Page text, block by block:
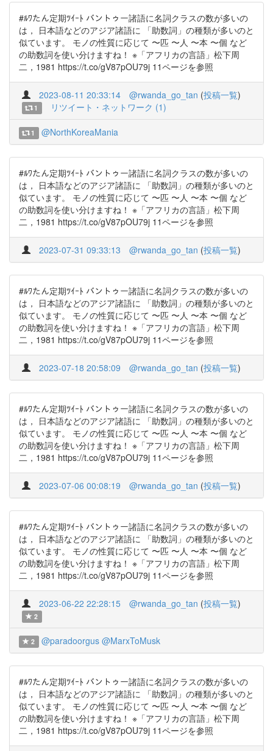
#ﾙﾜたん定期ﾂｲｰﾄ バントゥー諸語に名詞クラスの数が多いの
は， 日本語などのアジア諸語に 「助数詞」の種類が多いのと
似ています。 モノの性質に応じて 〜匹 〜人 〜本 〜個 など
の助数詞を使い分けますね！ ※「アフリカの言語」松下周
二，1981 https://t.co/gV87pOU79j 11ページを参照
2023-08-11 20:33:14 @rwanda_go_tan (投稿一覧)
1 リツイート・ネットワーク (1)
1 @NorthKoreaMania
#ﾙﾜたん定期ﾂｲｰﾄ バントゥー諸語に名詞クラスの数が多いの
は， 日本語などのアジア諸語に 「助数詞」の種類が多いのと
似ています。 モノの性質に応じて 〜匹 〜人 〜本 〜個 など
の助数詞を使い分けますね！ ※「アフリカの言語」松下周
二，1981 https://t.co/gV87pOU79j 11ページを参照
2023-07-31 09:33:13 @rwanda_go_tan (投稿一覧)
#ﾙﾜたん定期ﾂｲｰﾄ バントゥー諸語に名詞クラスの数が多いの
は， 日本語などのアジア諸語に 「助数詞」の種類が多いのと
似ています。 モノの性質に応じて 〜匹 〜人 〜本 〜個 など
の助数詞を使い分けますね！ ※「アフリカの言語」松下周
二，1981 https://t.co/gV87pOU79j 11ページを参照
2023-07-18 20:58:09 @rwanda_go_tan (投稿一覧)
#ﾙﾜたん定期ﾂｲｰﾄ バントゥー諸語に名詞クラスの数が多いの
は， 日本語などのアジア諸語に 「助数詞」の種類が多いのと
似ています。 モノの性質に応じて 〜匹 〜人 〜本 〜個 など
の助数詞を使い分けますね！ ※「アフリカの言語」松下周
二，1981 https://t.co/gV87pOU79j 11ページを参照
2023-07-06 00:08:19 @rwanda_go_tan (投稿一覧)
#ﾙﾜたん定期ﾂｲｰﾄ バントゥー諸語に名詞クラスの数が多いの
は， 日本語などのアジア諸語に 「助数詞」の種類が多いのと
似ています。 モノの性質に応じて 〜匹 〜人 〜本 〜個 など
の助数詞を使い分けますね！ ※「アフリカの言語」松下周
二，1981 https://t.co/gV87pOU79j 11ページを参照
2023-06-22 22:28:15 @rwanda_go_tan (投稿一覧)
2
2 @paradoorgus @MarxToMusk
#ﾙﾜたん定期ﾂｲｰﾄ バントゥー諸語に名詞クラスの数が多いの
は， 日本語などのアジア諸語に 「助数詞」の種類が多いのと
似ています。 モノの性質に応じて 〜匹 〜人 〜本 〜個 など
の助数詞を使い分けますね！ ※「アフリカの言語」松下周
二，1981 https://t.co/gV87pOU79j 11ページを参照